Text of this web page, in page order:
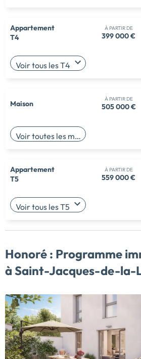
Appartement
T4
À PARTIR DE
399 000 €
Voir tous les T4
Maison À PARTIR DE
505 000 €
Voir toutes les maisons
Appartement
T5
À PARTIR DE
559 000 €
Voir tous les T5
Honoré : Programme
à Saint-Jacques-de-la-